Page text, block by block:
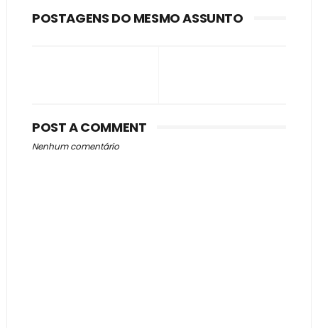
POSTAGENS DO MESMO ASSUNTO
POST A COMMENT
Nenhum comentário